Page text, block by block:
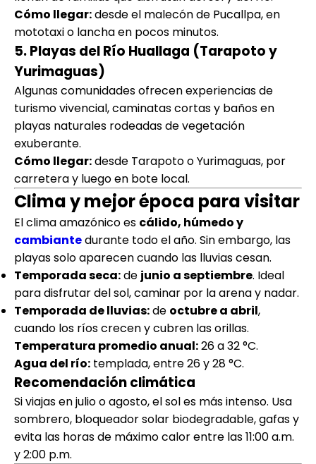
Cómo llegar:desde el malecón de Pucallpa, en
mototaxi o lancha en pocos minutos.
5. Playas del Río Huallaga (Tarapoto y
Yurimaguas)
Algunas comunidades ofrecen experiencias de
turismo vivencial, caminatas cortas y baños en
playas naturales rodeadas de vegetación
exuberante.
Cómo llegar:desde Tarapoto o Yurimaguas, por
carretera y luego en bote local.
Clima y mejor época para visitar
El clima amazónico es cálido, húmedo y
cambiantedurante todo el año. Sin embargo, las
playas solo aparecen cuando las lluvias cesan.
Temporada seca:de junio a septiembre. Ideal
para disfrutar del sol, caminar por la arena y nadar.
Temporada de lluvias:de octubre a abril,
cuando los ríos crecen y cubren las orillas.
Temperatura promedio anual:26 a 32 °C.
Agua del río: templada, entre 26 y 28 °C.
Recomendación climática
Si viajas en julio o agosto, el sol es más intenso. Usa
sombrero, bloqueador solar biodegradable, gafas y
evita las horas de máximo calor entre las 11:00 a.m.
y 2:00 p.m.